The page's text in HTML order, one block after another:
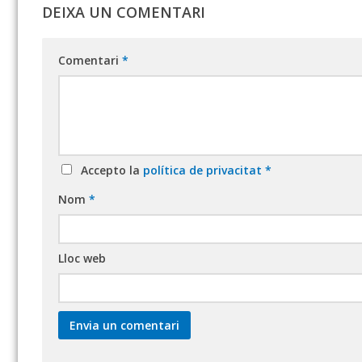
DEIXA UN COMENTARI
Comentari *
Accepto la política de privacitat *
Nom *
Lloc web